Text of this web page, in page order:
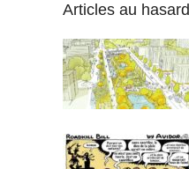
Articles au hasard